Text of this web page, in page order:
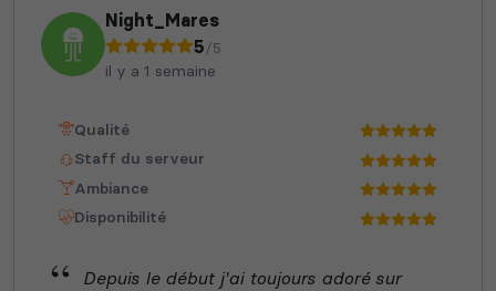
Night_Mares
5/5
il y a 1 semaine
Qualité
Staff du serveur
Ambiance
Disponibilité
Depuis le début j'ai toujours adoré sur